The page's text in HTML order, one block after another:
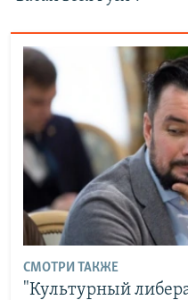
СМОТРИ ТАКЖЕ
"Культурный